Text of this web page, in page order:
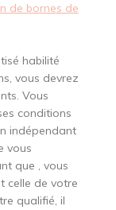
de bornes de
habilité
vous devrez
Vous
conditions
indépendant
vous
que , vous
celle de votre
qualifié, il